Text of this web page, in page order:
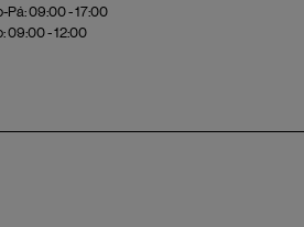
Pá: 09:00 - 17:00
09:00 - 12:00